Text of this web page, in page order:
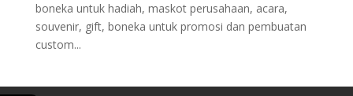
boneka untuk hadiah, maskot perusahaan, acara,
souvenir, gift, boneka untuk promosi dan pembuatan
custom...